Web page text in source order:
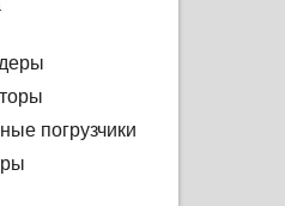
погрузчики